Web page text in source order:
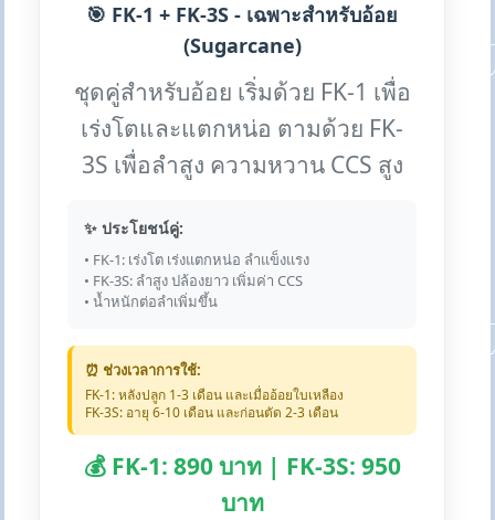
🎯 FK-1 + FK-3S - เฉพาะสำหรับอ้อย
(Sugarcane)
ชุดคู่สำหรับอ้อย เริ่มด้วย FK-1 เพื่อ
เร่งโตและแตกหน่อ ตามด้วย FK-
3S เพื่อลำสูง ความหวาน CCS สูง
✨ ประโยชน์คู่:
• FK-1: เร่งโต เร่งแตกหน่อ ลำแข็งแรง
• FK-3S: ลำสูง ปล้องยาว เพิ่มค่า CCS
• น้ำหนักต่อลำเพิ่มขึ้น
⏰ ช่วงเวลาการใช้:
FK-1: หลังปลูก 1-3 เดือน และเมื่ออ้อยใบเหลือง
FK-3S: อายุ 6-10 เดือน และก่อนตัด 2-3 เดือน
💰 FK-1: 890 บาท | FK-3S: 950
บาท